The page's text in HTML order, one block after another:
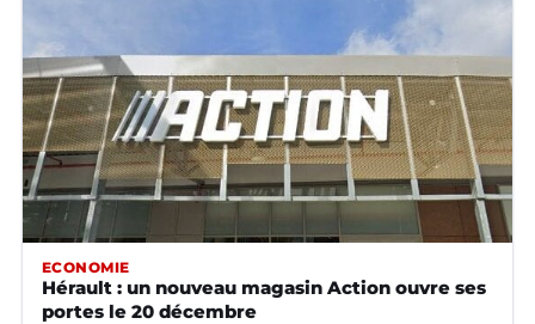
ECONOMIE
Hérault : un nouveau magasin Action ouvre ses
portes le 20 décembre